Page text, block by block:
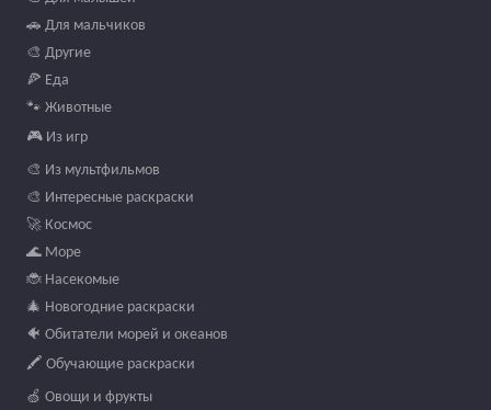
🚗 Для мальчиков
🎨 Другие
🍕 Еда
🐾 Животные
🎮 Из игр
🎨 Из мультфильмов
🎨 Интересные раскраски
🚀 Космос
🌊 Море
🐞 Насекомые
🎄 Новогодние раскраски
🐠 Обитатели морей и океанов
🖍️ Обучающие раскраски
🍏 Овощи и фрукты